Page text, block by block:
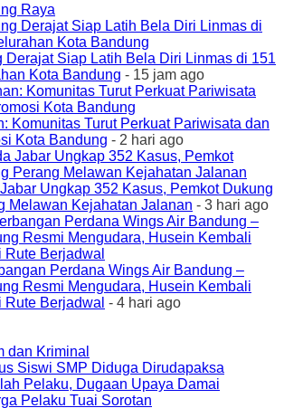
Raya
Derajat Siap Latih Bela Diri Linmas di 151
Kota Bandung - 15 jam ago
Komunitas Turut Perkuat Pariwisata dan
Kota Bandung - 2 hari ago
Ungkap 352 Kasus, Pemkot Dukung
Melawan Kejahatan Jalanan - 3 hari ago
Perdana Wings Air Bandung –
Resmi Mengudara, Husein Kembali
Rute Berjadwal - 4 hari ago
dan Kriminal